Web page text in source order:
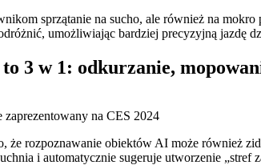
sprzątanie na sucho, ale również na
umożliwiając bardziej precyzyjną jazdę
3 w 1: odkurzanie,
zaprezentowany na CES 2024
że rozpoznawanie obiektów AI może również
i automatycznie sugeruje utworzenie „stref